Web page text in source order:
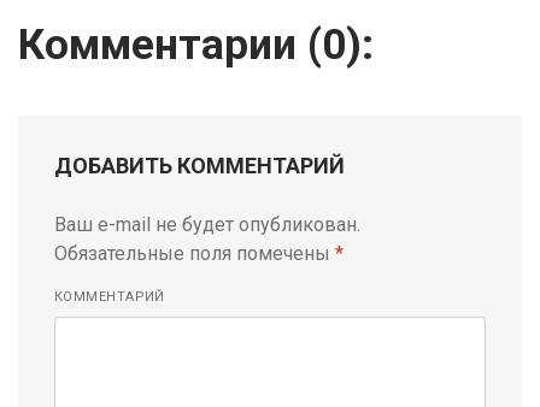
Комментарии (0):
ДОБАВИТЬ КОММЕНТАРИЙ
Ваш e-mail не будет опубликован.
Обязательные поля помечены *
КОММЕНТАРИЙ